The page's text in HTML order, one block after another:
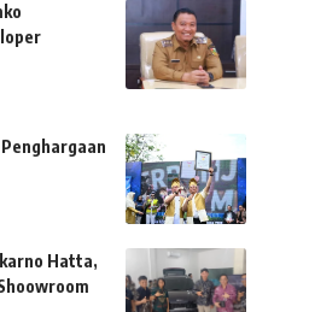
Hatta,